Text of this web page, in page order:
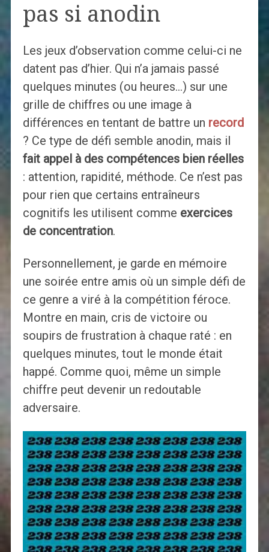
pas si anodin
Les jeux d’observation comme celui-ci ne
datent pas d’hier. Qui n’a jamais passé
quelques minutes (ou heures…) sur une
grille de chiffres ou une image à
différences en tentant de battre un record
? Ce type de défi semble anodin, mais il
fait appel à des compétences bien réelles
: attention, rapidité, méthode. Ce n’est pas
pour rien que certains entraîneurs
cognitifs les utilisent comme exercices
de concentration.
Personnellement, je garde en mémoire
une soirée entre amis où un simple défi de
ce genre a viré à la compétition féroce.
Montre en main, cris de victoire ou
soupirs de frustration à chaque raté : en
quelques minutes, tout le monde était
happé. Comme quoi, même un simple
chiffre peut devenir un redoutable
adversaire.